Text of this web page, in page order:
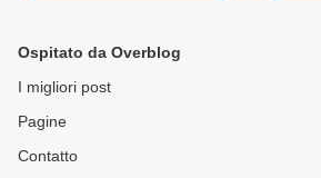
Ospitato da Overblog
I migliori post
Pagine
Contatto